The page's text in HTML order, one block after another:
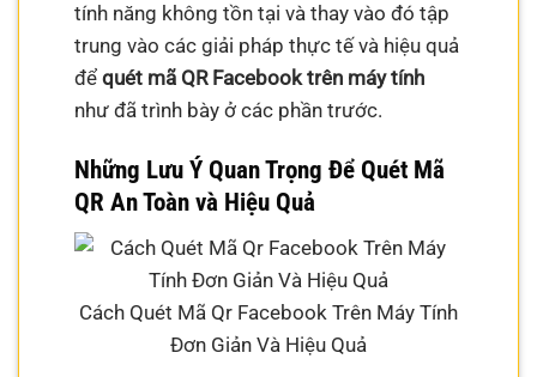
tính năng không tồn tại và thay vào đó tập
trung vào các giải pháp thực tế và hiệu quả
đểquét mã QR Facebook trên máy tính
như đã trình bày ở các phần trước.
Những Lưu Ý Quan Trọng Để Quét Mã
QR An Toàn và Hiệu Quả
Cách Quét Mã Qr Facebook Trên Máy Tính
Đơn Giản Và Hiệu Quả